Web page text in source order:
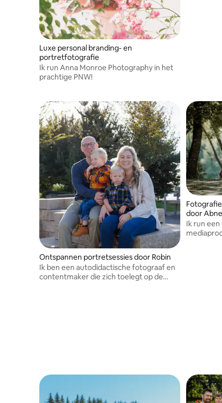
Luxe personal branding- en
portretfotografie
Ik run Anna Monroe Photography in het
prachtige PNW!
Ontspannen portretsessies door Robin
Ik ben een autodidactische fotograaf en
contentmaker die zich toelegt op de
door
Ik run